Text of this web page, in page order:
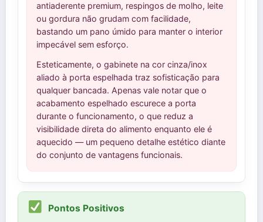
antiaderente premium, respingos de molho, leite
ou gordura não grudam com facilidade,
bastando um pano úmido para manter o interior
impecável sem esforço.
Esteticamente, o gabinete na cor cinza/inox
aliado à porta espelhada traz sofisticação para
qualquer bancada. Apenas vale notar que o
acabamento espelhado escurece a porta
durante o funcionamento, o que reduz a
visibilidade direta do alimento enquanto ele é
aquecido — um pequeno detalhe estético diante
do conjunto de vantagens funcionais.
Pontos Positivos